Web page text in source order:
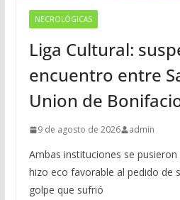
NECROLÓGICAS
Liga Cultural:
encuentro entre
Union de
9 de agosto de 2026 admin
Ambas instituciones se pusieron
hizo eco favorable al pedido de
golpe que sufrió